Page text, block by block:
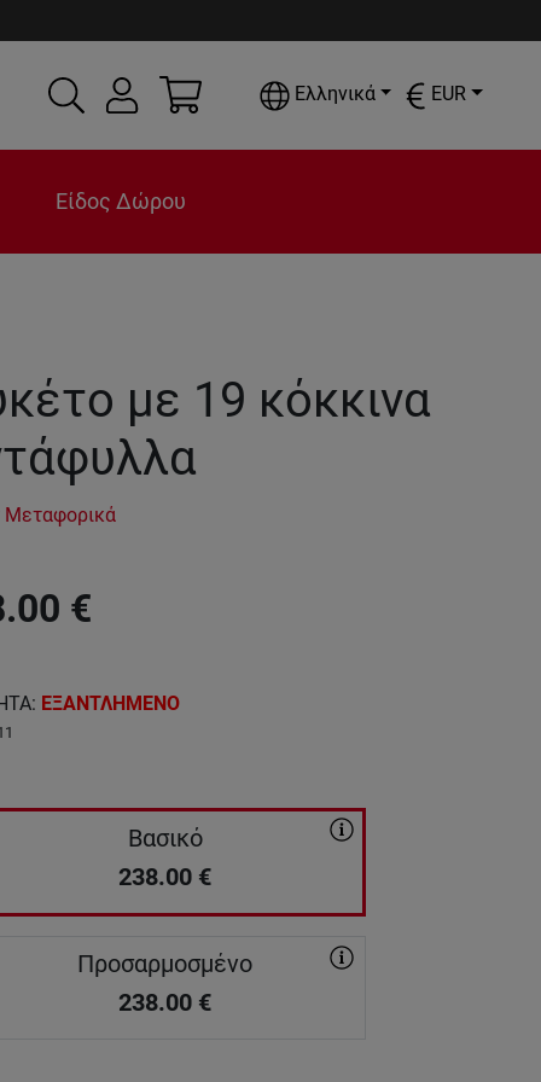
Ελληνικά EUR
Είδος Δώρου
με 19 κόκκινα
€
: ΕΞΑΝΤΛΗΜΕΝΟ
Βασικό
238.00 €
Προσαρμοσμένο
238.00 €